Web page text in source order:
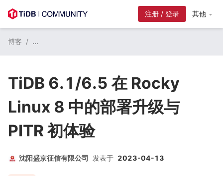
注册 / 登录 其他
博客 / ...
TiDB 6.1/6.5 在 Rocky
Linux 8 中的部署升级与
PITR 初体验
沈阳盛京征信有限公司 发表于 2023-04-13